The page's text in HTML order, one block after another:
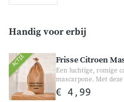
Handig voor erbij
ACTIE Frisse Citroen
Een luchtige, romige
mascarpone. Met
bakt u eenvoudig een
citroensmaak en
€ 4,99